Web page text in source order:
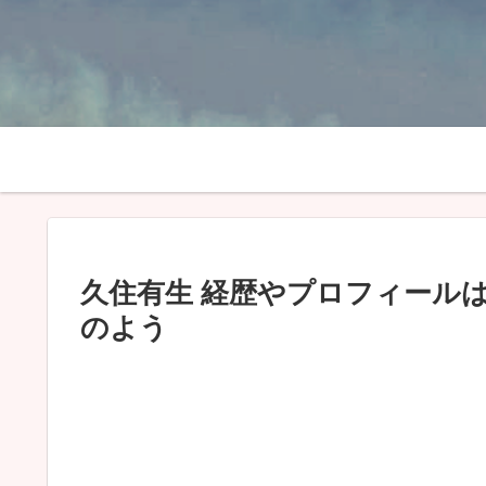
久住有生 経歴やプロフィール
のよう